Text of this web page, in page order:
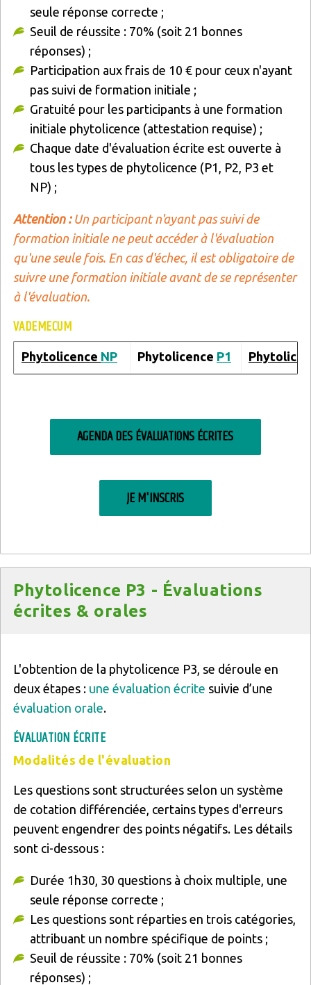
seule réponse correcte ;
Seuil de réussite : 70% (soit 21 bonnes
réponses) ;
Participation aux frais de 10 € pour ceux n'ayant
pas suivi de formation initiale ;
Gratuité pour les participants à une formation
initiale phytolicence (attestation requise) ;
Chaque date d'évaluation écrite est ouverte à
tous les types de phytolicence (P1, P2, P3 et
NP) ;
Attention : Un participant n'ayant pas suivi de
formation initiale ne peut accéder à l'évaluation
qu'une seule fois. En cas d'échec, il est obligatoire de
suivre une formation initiale avant de se représenter
à l'évaluation.
VADEMECUM
Phytolicence NP Phytolicence P1
AGENDA DES ÉVALUATIONS ÉCRITES
JE M'INSCRIS
Phytolicence P3 - Évaluations
écrites & orales
L'obtention de la phytolicence P3, se déroule en
deux étapes : une évaluation écrite suivie d’une
évaluation orale.
ÉVALUATION ÉCRITE
Modalités de l'évaluation
Les questions sont structurées selon un système
de cotation différenciée, certains types d'erreurs
peuvent engendrer des points négatifs. Les détails
sont ci-dessous :
Durée 1h30, 30 questions à choix multiple, une
seule réponse correcte ;
Les questions sont réparties en trois catégories,
attribuant un nombre spécifique de points ;
Seuil de réussite : 70% (soit 21 bonnes
réponses) ;